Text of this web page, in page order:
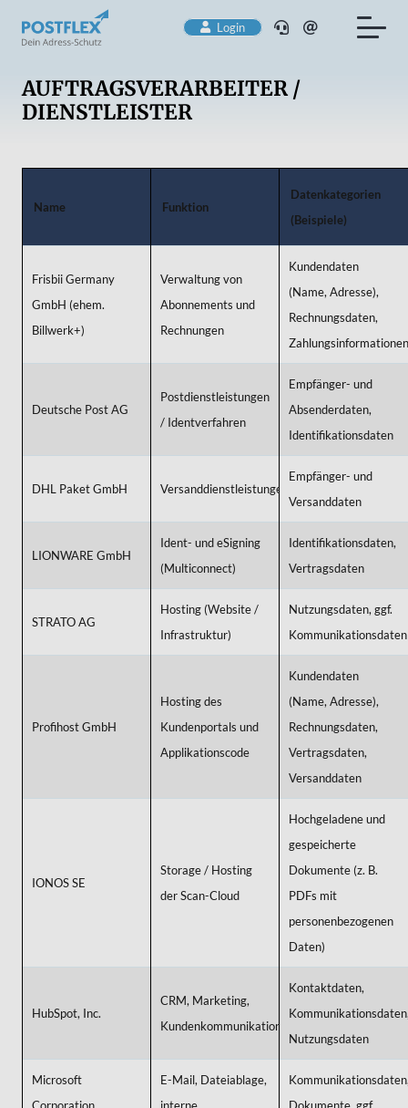
Login
AUFTRAGSVERARBEITER /
DIENSTLEISTER
Name Funktion
Datenkategorien
(Beispiele)
Frisbii Germany
GmbH (ehem.
Billwerk+)
Verwaltung von
Abonnements und
Rechnungen
Kundendaten
(Name, Adresse),
Rechnungsdaten,
Zahlungsinformationen
Deutsche Post AG
Postdienstleistungen
/ Identverfahren
Empfänger- und
Absenderdaten,
Identifikationsdaten
DHL Paket GmbH Versanddienstleistungen
Empfänger- und
Versanddaten
LIONWARE GmbH
Ident- und eSigning
(Multiconnect)
Identifikationsdaten,
Vertragsdaten
STRATO AG
Hosting (Website /
Infrastruktur)
Nutzungsdaten, ggf.
Kommunikationsdaten
Profihost GmbH
Hosting des
Kundenportals und
Applikationscode
Kundendaten
(Name, Adresse),
Rechnungsdaten,
Vertragsdaten,
Versanddaten
IONOS SE
Storage / Hosting
der Scan-Cloud
Hochgeladene und
gespeicherte
Dokumente (z. B.
PDFs mit
personenbezogenen
Daten)
HubSpot, Inc.
CRM, Marketing,
Kundenkommunikation
Kontaktdaten,
Nutzungsdaten
Microsoft
E-Mail, Dateiablage,